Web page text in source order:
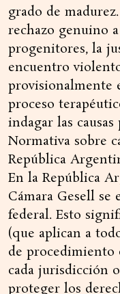
grado de
rechazo genuino
progenitores, la
encuentro
provisionalmente
proceso
indagar las
Normativa sobre
República
En la República
Cámara Gesell se
federal. Esto
(que aplican a
de procedimiento
cada jurisdicción
proteger los